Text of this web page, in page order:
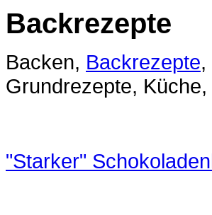
Backrezepte
Backen, Backrezepte,
Grundrezepte,
"Starker"